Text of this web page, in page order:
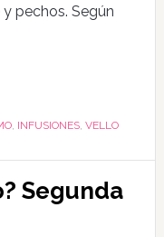
pechos. Según
, INFUSIONES, VELLO
Segunda